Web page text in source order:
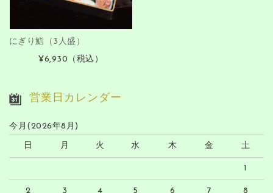
にぎり鮨（3人盛）
¥6,930 （税込）
営業日カレンダー
今月(2026年8月)
日 月 火 水 木 金 土
1
2 3 4 5 6 7 8